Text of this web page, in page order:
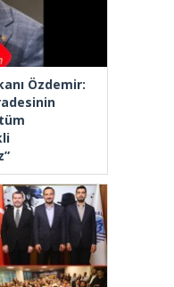
Özdemir: